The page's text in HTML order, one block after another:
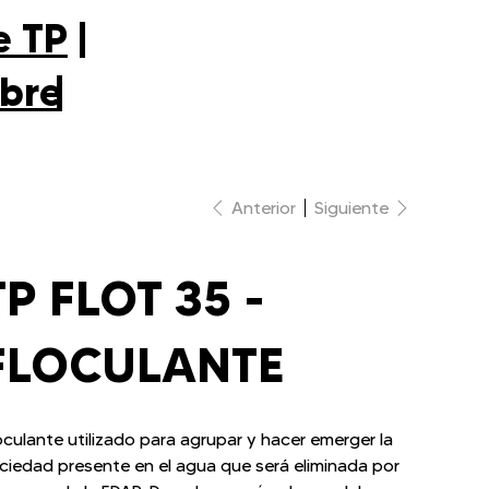
TP |
|
Anterior Siguiente
FLOT 35 -
utilizado para agrupar y hacer emerger la
presente en el agua que será eliminada por